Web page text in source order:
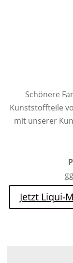
Schönere
Kunststoffteile
mit unserer
Jetzt Liqui-